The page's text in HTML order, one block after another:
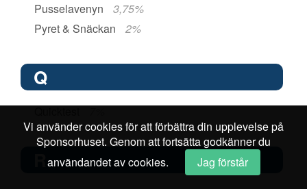
Pusselavenyn
3,75%
Pyret & Snäckan
2%
Q
Vi använder cookies för att förbättra din upplevelse på
Sponsorhuset. Genom att fortsätta godkänner du
användandet av cookies.
Jag förstår